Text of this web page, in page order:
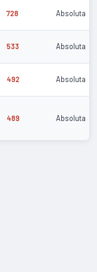
728 Absoluta
533 Absoluta
492 Absoluta
489 Absoluta